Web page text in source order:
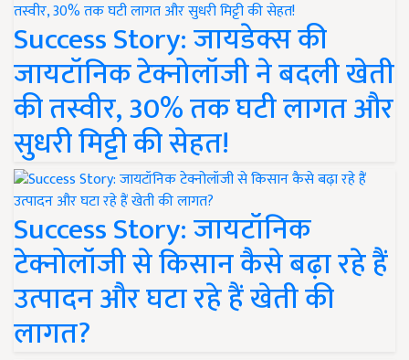
Success Story: जायडेक्स की
जायटॉनिक टेक्नोलॉजी ने बदली खेती
की तस्वीर, 30% तक घटी लागत और
सुधरी मिट्टी की सेहत!
Success Story: जायटॉनिक
टेक्नोलॉजी से किसान कैसे बढ़ा रहे हैं
उत्पादन और घटा रहे हैं खेती की
लागत?